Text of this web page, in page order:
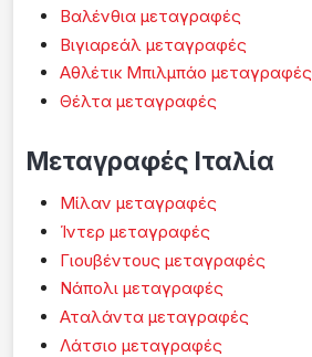
Βαλένθια μεταγραφές
Βιγιαρεάλ μεταγραφές
Αθλέτικ Μπιλμπάο μεταγραφές
Θέλτα μεταγραφές
Μεταγραφές Ιταλία
Μίλαν μεταγραφές
Ίντερ μεταγραφές
Γιουβέντους μεταγραφές
Νάπολι μεταγραφές
Αταλάντα μεταγραφές
Λάτσιο μεταγραφές